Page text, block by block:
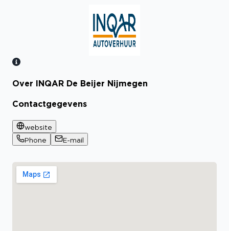
Bekijk certificaat
Over INQAR De Beijer Nijmegen
Contactgegevens
website
Phone
E-mail